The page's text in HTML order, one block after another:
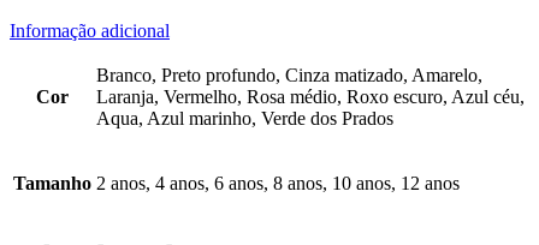
Informação adicional
Cor
Branco, Preto profundo, Cinza matizado, Amarelo,
Laranja, Vermelho, Rosa médio, Roxo escuro, Azul céu,
Aqua, Azul marinho, Verde dos Prados
Tamanho 2 anos, 4 anos, 6 anos, 8 anos, 10 anos, 12 anos